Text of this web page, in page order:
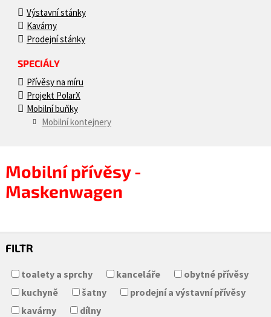
Výstavní stánky
Kavárny
Prodejní stánky
SPECIÁLY
Přívěsy na míru
Projekt PolarX
Mobilní buňky
Mobilní kontejnery
Mobilní přívěsy -
Maskenwagen
FILTR
toalety a sprchy kanceláře
obytné přívěsy
kuchyně
šatny
prodejní a výstavní přívěsy
kavárny
dílny